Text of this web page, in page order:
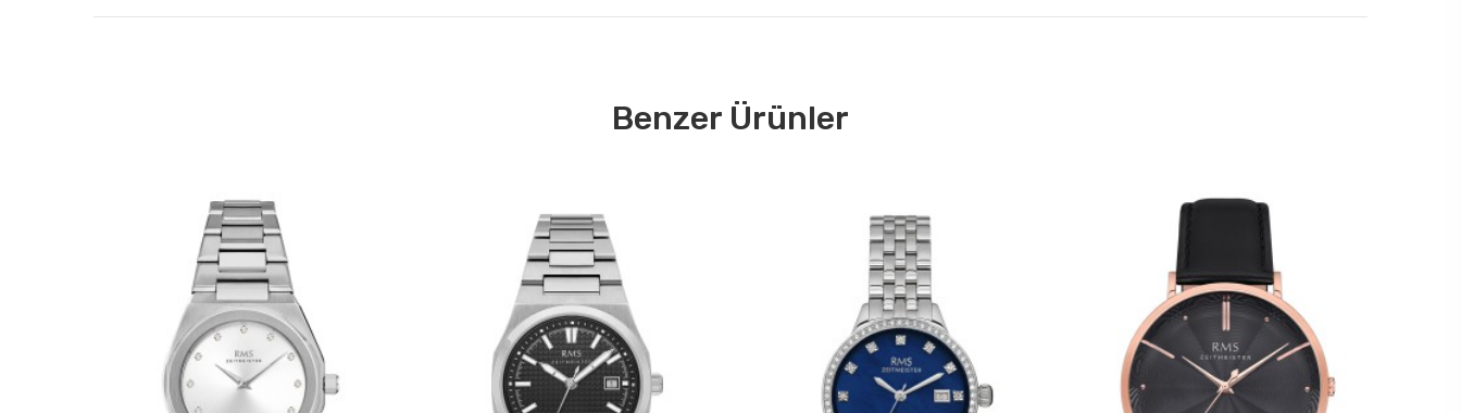
Benzer Ürünler